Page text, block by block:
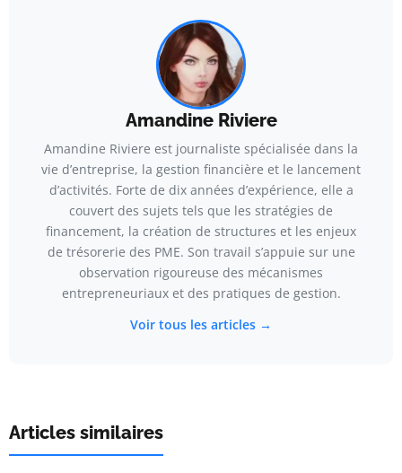
Amandine Riviere
Amandine Riviere est journaliste spécialisée dans la
vie d’entreprise, la gestion financière et le lancement
d’activités. Forte de dix années d’expérience, elle a
couvert des sujets tels que les stratégies de
financement, la création de structures et les enjeux
de trésorerie des PME. Son travail s’appuie sur une
observation rigoureuse des mécanismes
entrepreneuriaux et des pratiques de gestion.
Voir tous les articles →
Articles similaires